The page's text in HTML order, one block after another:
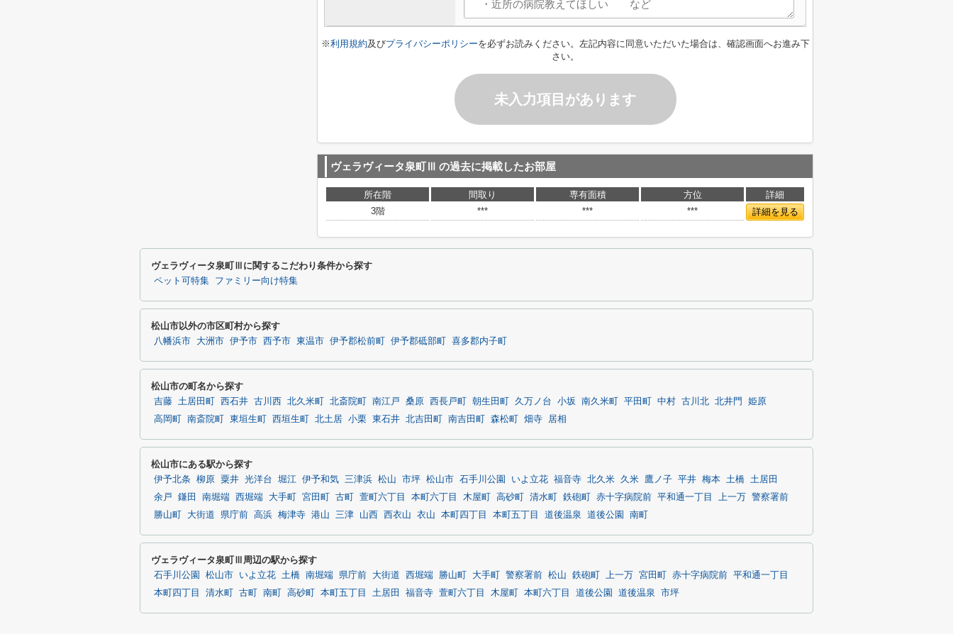
※利用規約及びプライバシーポリシーを必ずお読みください。左記内容に同意いただいた場合は、確認画面へお進み下
さい。
未入力項目があります
ヴェラヴィータ泉町Ⅲ の過去に掲載したお部屋
所在階 間取り 専有面積 方位
詳細
3階
*** *** *** 詳細を見る
ヴェラヴィータ泉町Ⅲに関するこだわり条件から探す
ペット可特集 ファミリー向け特集
松山市以外の市区町村から探す
八幡浜市 大洲市 伊予市 西予市 東温市 伊予郡松前町 伊予郡砥部町 喜多郡内子町
松山市の町名から探す
吉藤 土居田町 西石井 古川西 北久米町 北斎院町 南江戸 桑原 西長戸町 朝生田町 久万ノ台 小坂 南久米町 平田町 中村 古川北 北井門
姫原
高岡町
南斎院町 東垣生町 西垣生町 北土居 小栗 東石井 北吉田町 南吉田町 森松町 畑寺 居相
松山市にある駅から探す
伊予北条 柳原 粟井 光洋台 堀江 伊予和気 三津浜 松山 市坪 松山市 石手川公園 いよ立花 福音寺 北久米 久米 鷹ノ子 平井 梅本 土橋 土居田
余戸
鎌田 南堀端 西堀端 大手町 宮田町 古町 萱町六丁目 本町六丁目 木屋町 高砂町 清水町 鉄砲町 赤十字病院前 平和通一丁目 上一万
警察署前
勝山町
大街道 県庁前 高浜 梅津寺 港山 三津 山西 西衣山 衣山 本町四丁目 本町五丁目 道後温泉 道後公園 南町
ヴェラヴィータ泉町Ⅲ周辺の駅から探す
石手川公園 松山市 いよ立花 土橋 南堀端 県庁前 大街道 西堀端 勝山町 大手町 警察署前 松山 鉄砲町 上一万 宮田町 赤十字病院前 平和通一丁目
本町四丁目
清水町 古町 南町 高砂町 本町五丁目 土居田 福音寺 萱町六丁目 木屋町 本町六丁目 道後公園 道後温泉 市坪